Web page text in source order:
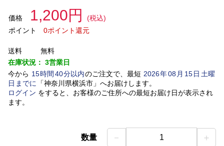
価格 1,200円
(税込)
ポイント
0ポイント還元
送料
無料
在庫状況： 3営業日
今から 15時間 40分以内のご注文で、最短 2026年08 月 15日土曜
日 までに 「神奈川県横浜市」 へお届けします。
ログイン をすると、お客様のご住所への最短お届け日が表示され
ます。
数量 － 1 ＋